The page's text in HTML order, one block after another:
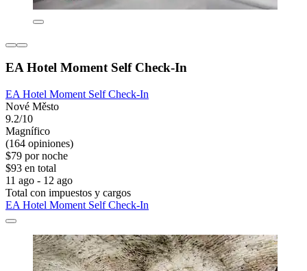
EA Hotel Moment Self Check-In
EA Hotel Moment Self Check-In
Nové Město
9.2/10
Magnífico
(164 opiniones)
$79 por noche
$93 en total
11 ago - 12 ago
Total con impuestos y cargos
EA Hotel Moment Self Check-In